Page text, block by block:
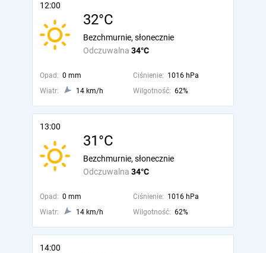
12:00
32°C
Odczuwalna 34°C
Bezchmurnie, słonecznie
Opad: 0 mm Ciśnienie: 1016 hPa
Wiatr:
14 km/h Wilgotność: 62%
13:00
31°C
Odczuwalna 34°C
Bezchmurnie, słonecznie
Opad: 0 mm Ciśnienie: 1016 hPa
Wiatr:
14 km/h Wilgotność: 62%
14:00